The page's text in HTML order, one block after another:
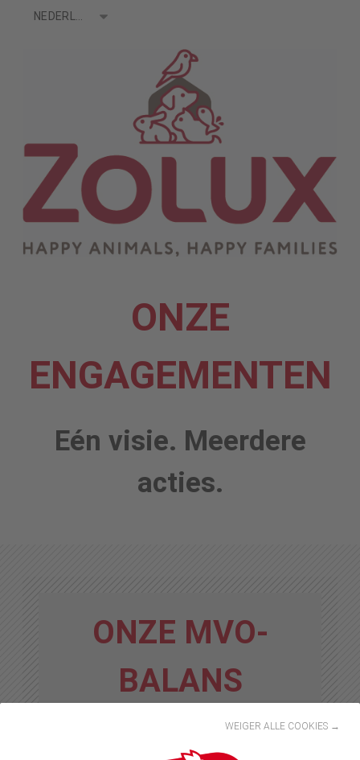
WEIGER ALLE COOKIES →
Talen
ONZE
ENGAGEMENTEN
Eén visie. Meerdere
acties.
ONZE MVO-
BALANS
Dit jaar publiceren we onze eerste MVO-
balans. En die beschrijft en bundelt de